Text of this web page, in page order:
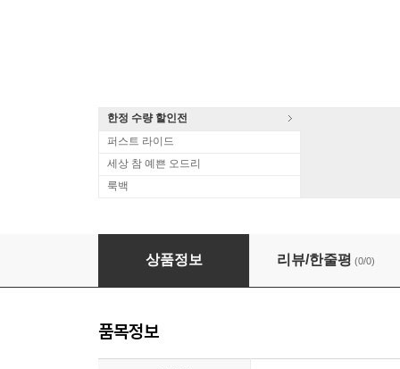
한정 수량 할인전
퍼스트 라이드
세상 참 예쁜 오드리
룩백
Simon Rattle / Willard White 거쉬인: 포기와
상품정보 리뷰/한줄평 (0/0)
품목정보